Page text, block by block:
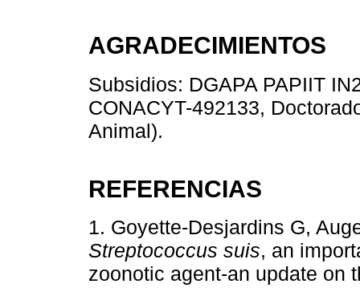
AGRADECIMIENTOS
Subsidios: DGAPA PAPIIT
CONACYT-492133,
Animal).
REFERENCIAS
1. Goyette-Desjardins G,
Streptococcus suis, an
zoonotic agent-an update on